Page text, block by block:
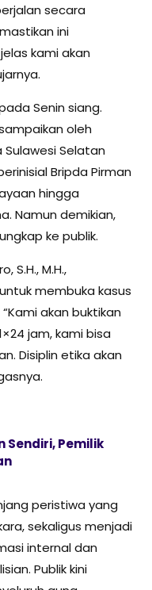
secara
ini
kami akan
Senin siang.
oleh
Sulawesi Selatan
Bripda Pirman
hingga
Namun demikian,
ke publik.
S.H., M.H.,
membuka kasus
akan buktikan
jam, kami bisa
Disiplin etika akan
Sendiri, Pemilik
peristiwa yang
sekaligus menjadi
internal dan
Publik kini